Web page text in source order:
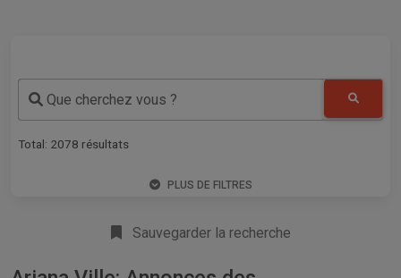
Que cherchez vous ?
Total: 2078 résultats
PLUS DE FILTRES
Sauvegarder la recherche